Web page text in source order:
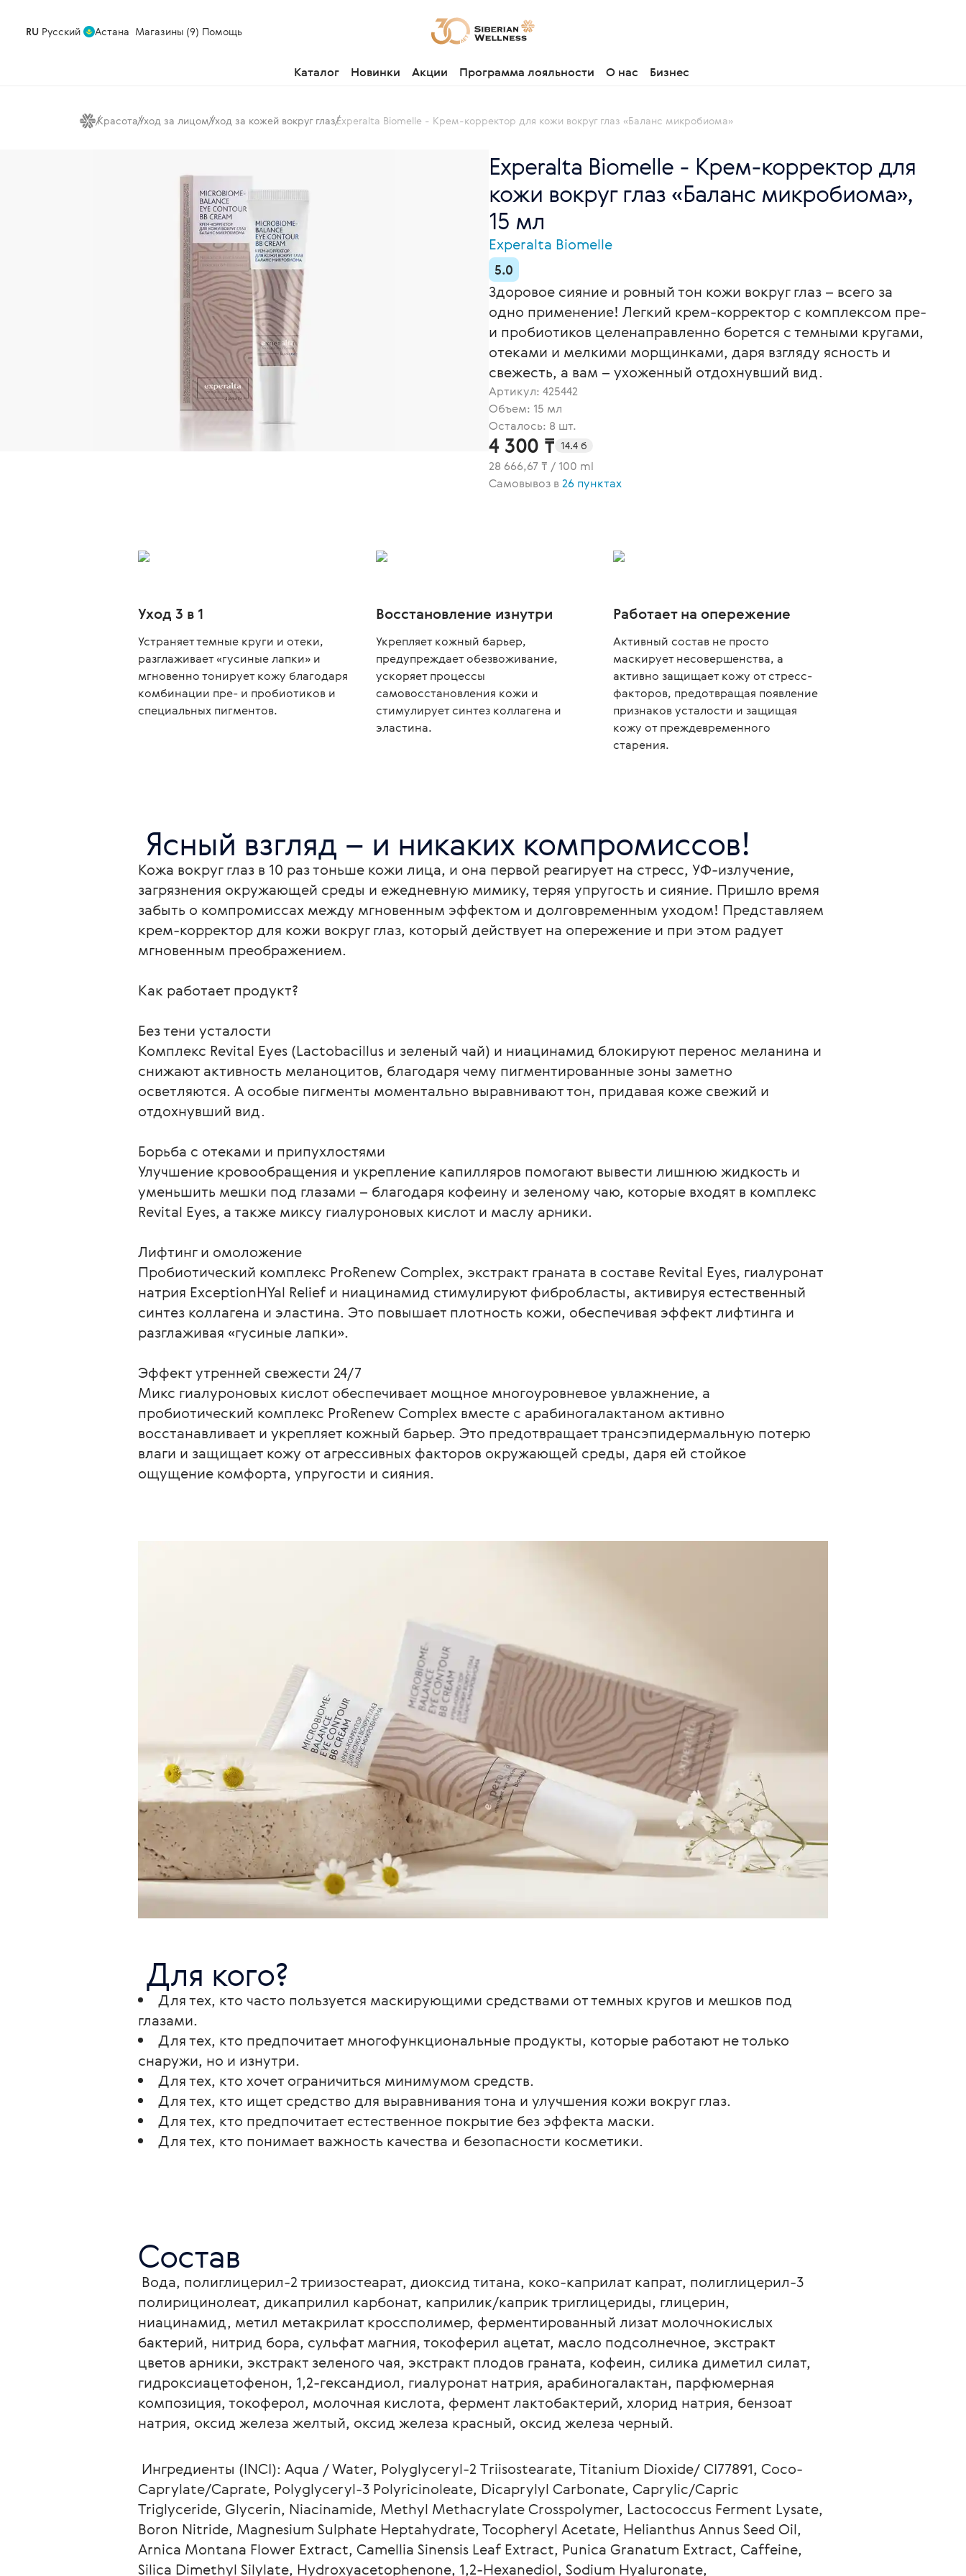
RU Русский Астана Магазины (9) Помощь
Каталог Новинки Акции Программа лояльности О нас Бизнес
КрасотаУход за лицомУход за кожей вокруг глазExperalta Biomelle - Крем-корректор для кожи вокруг глаз «Баланс микробиома»
Experalta Biomelle - Крем-корректор для
кожи вокруг глаз «Баланс микробиома»,
15 мл
Experalta Biomelle
5.0
Здоровое сияние и ровный тон кожи вокруг глаз – всего за
одно применение! Легкий крем-корректор с комплексом пре-
и пробиотиков целенаправленно борется с темными кругами,
отеками и мелкими морщинками, даря взгляду ясность и
свежесть, а вам – ухоженный отдохнувший вид.
Артикул: 425442
Объем: 15 мл
Осталось: 8 шт.
4 300 ₸ 14.4 б
28 666,67 ₸ / 100 ml
Самовывоз в26 пунктах
Уход 3 в 1
Устраняет темные круги и отеки,
разглаживает «гусиные лапки» и
мгновенно тонирует кожу благодаря
комбинации пре- и пробиотиков и
специальных пигментов.
Восстановление изнутри
Укрепляет кожный барьер,
предупреждает обезвоживание,
ускоряет процессы
самовосстановления кожи и
стимулирует синтез коллагена и
эластина.
Работает на опережение
Активный состав не просто
маскирует несовершенства, а
активно защищает кожу от стресс-
факторов, предотвращая появление
признаков усталости и защищая
кожу от преждевременного
старения.
Ясный взгляд – и никаких компромиссов!
Кожа вокруг глаз в 10 раз тоньше кожи лица, и она первой реагирует на стресс, УФ-излучение,
загрязнения окружающей среды и ежедневную мимику, теряя упругость и сияние. Пришло время
забыть о компромиссах между мгновенным эффектом и долговременным уходом! Представляем
крем-корректор для кожи вокруг глаз, который действует на опережение и при этом радует
мгновенным преображением.
Как работает продукт?
Без тени усталости
Комплекс Revital Eyes (Lactobacillus и зеленый чай) и ниацинамид блокируют перенос меланина и
снижают активность меланоцитов, благодаря чему пигментированные зоны заметно
осветляются. А особые пигменты моментально выравнивают тон, придавая коже свежий и
отдохнувший вид.
Борьба с отеками и припухлостями
Улучшение кровообращения и укрепление капилляров помогают вывести лишнюю жидкость и
уменьшить мешки под глазами – благодаря кофеину и зеленому чаю, которые входят в комплекс
Revital Eyes, а также миксу гиалуроновых кислот и маслу арники.
Лифтинг и омоложение
Пробиотический комплекс ProRenew Complex, экстракт граната в составе Revital Eyes, гиалуронат
натрия ExceptionHYal Relief и ниацинамид стимулируют фибробласты, активируя естественный
синтез коллагена и эластина. Это повышает плотность кожи, обеспечивая эффект лифтинга и
разглаживая «гусиные лапки».
Эффект утренней свежести 24/7
Микс гиалуроновых кислот обеспечивает мощное многоуровневое увлажнение, а
пробиотический комплекс ProRenew Complex вместе с арабиногалактаном активно
восстанавливает и укрепляет кожный барьер. Это предотвращает трансэпидермальную потерю
влаги и защищает кожу от агрессивных факторов окружающей среды, даря ей стойкое
ощущение комфорта, упругости и сияния.
Для кого?
Для тех, кто часто пользуется маскирующими средствами от темных кругов и мешков под
глазами.
Для тех, кто предпочитает многофункциональные продукты, которые работают не только
снаружи, но и изнутри.
Для тех, кто хочет ограничиться минимумом средств.
Для тех, кто ищет средство для выравнивания тона и улучшения кожи вокруг глаз.
Для тех, кто предпочитает естественное покрытие без эффекта маски.
Для тех, кто понимает важность качества и безопасности косметики.
Состав
полирицинолеат, дикаприлил карбонат, каприлик/каприк триглицериды, глицерин,
ниацинамид, метил метакрилат кроссполимер, ферментированный лизат молочнокислых
бактерий, нитрид бора, сульфат магния, токоферил ацетат, масло подсолнечное, экстракт
цветов арники, экстракт зеленого чая, экстракт плодов граната, кофеин, силика диметил силат,
гидроксиацетофенон, 1,2-гександиол, гиалуронат натрия, арабиногалактан, парфюмерная
композиция, токоферол, молочная кислота, фермент лактобактерий, хлорид натрия, бензоат
натрия, оксид железа желтый, оксид железа красный, оксид железа черный.
Сaprylate/Сaprate, Polyglyceryl-3 Polyricinoleate, Dicaprylyl Carbonate, Caprylic/Capric
Triglyceride, Glycerin, Niacinamide, Methyl Methacrylate Crosspolymer, Lactococcus Ferment Lysate,
Boron Nitride, Magnesium Sulphate Heptahydrate, Tocopheryl Acetate, Helianthus Annus Seed Oil,
Arnica Montana Flower Extract, Camellia Sinensis Leaf Extract, Punica Granatum Extract, Caffeine,
Silica Dimethyl Silylate, Hydroxyacetophenone, 1,2-Hexanediol, Sodium Hyaluronate,